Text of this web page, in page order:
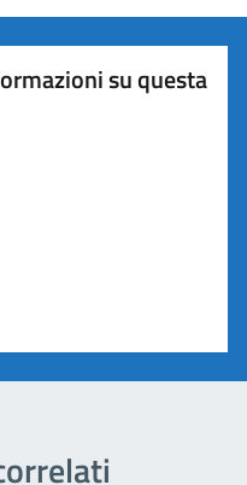
su questa